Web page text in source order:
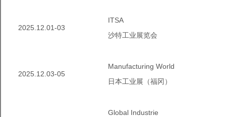
2025.12.01-03
ITSA
沙特工业展览会
2025.12.03-05
ManufacturingWorld
日本工业展（福冈）
GlobalIndustrie